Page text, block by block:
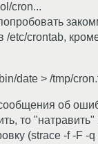
cron...
/etc/crontab,
date > /tmp/
об
то "натравить"
(strace -f -F -